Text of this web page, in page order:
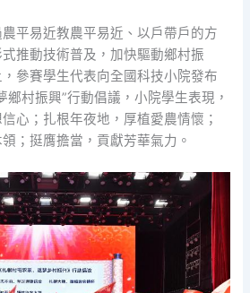
平易近教農平易近、以戶帶戶的方
推動技術普及，加快驅動鄉村振
參賽學生代表向全國科技小院發布
鄉村振興”行動倡議，小院學生表現，
心；扎根年夜地，厚植愛農情懷；
；挺膺擔當，貢獻芳華氣力。